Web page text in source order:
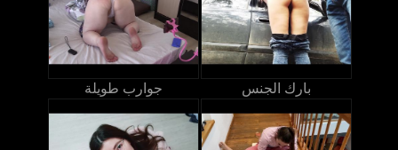
جوارب طويلة بارك الجنس